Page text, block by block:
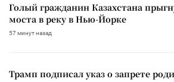
Голый гражданин Казахстана
моста в реку в Нью-Йорке
57 минут назад
Трамп подписал указ о запрете